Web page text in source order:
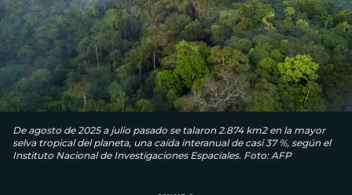
De agosto de 2025 a julio pasado se talaron 2.874 km2 en la mayor
selva tropical del planeta, una caída interanual de casi 37 %, según el
Instituto Nacional de Investigaciones Espaciales. Foto: AFP